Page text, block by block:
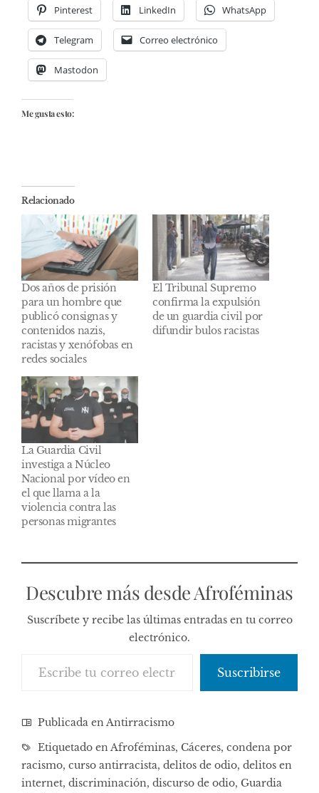
Pinterest LinkedIn WhatsApp
Telegram Correo electrónico
Mastodon
Me gusta esto:
Relacionado
Dos años de prisión
para un hombre que
publicó consignas y
contenidos nazis,
racistas y xenófobas en
redes sociales
El Tribunal Supremo
confirma la expulsión
de un guardia civil por
difundir bulos racistas
La Guardia Civil
investiga a Núcleo
Nacional por vídeo en
el que llama a la
violencia contra las
personas migrantes
Descubre más desde Afroféminas
Suscríbete y recibe las últimas entradas en tu correo
electrónico.
Suscribirse
Publicada enAntirracismo
Etiquetado enAfroféminas, Cáceres, condena por
racismo, curso antirracista, delitos de odio, delitos en
internet, discriminación, discurso de odio, Guardia